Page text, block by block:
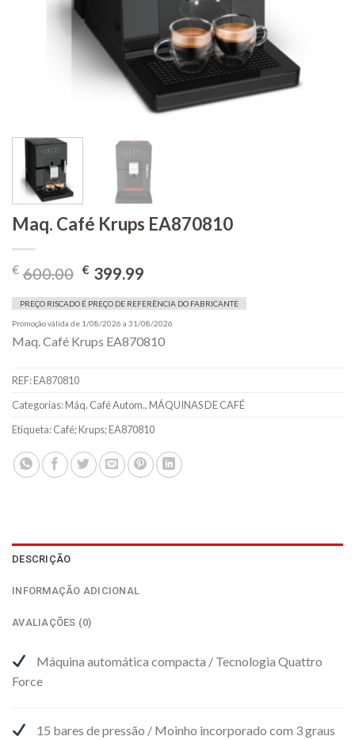
Maq. Café Krups EA870810
€ 600.00 O
original
era:
€600.00.
€ 399.99
atual
é:
€399.99.
PREÇO RISCADO É PREÇO DE REFERÊNCIA DO FABRICANTE
Promoção válida de 1/08/2026 a 31/08/2026
Maq. Café Krups EA870810
REF:EA870810
Categorias:Máq. Café Autom.,MÁQUINAS DE CAFÉ
Etiqueta:Café; Krups; EA870810
DESCRIÇÃO
INFORMAÇÃO ADICIONAL
AVALIAÇÕES (0)
Máquina automática compacta / Tecnologia Quattro
Force
15 bares de pressão / Moinho incorporado com 3 graus